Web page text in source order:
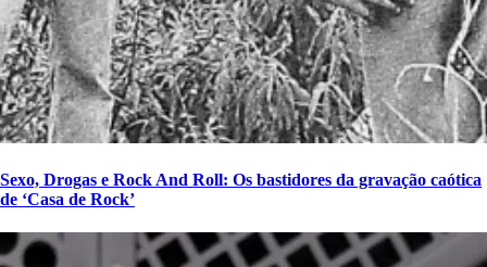
Sexo, Drogas e Rock And Roll: Os bastidores da gravação caótica
de ‘Casa de Rock’